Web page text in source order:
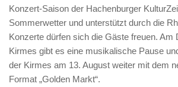
Konzert-Saison der Hachenburger
Sommerwetter und unterstützt durch die
Konzerte dürfen sich die Gäste freuen. Am
Kirmes gibt es eine musikalische Pause
der Kirmes am 13. August weiter mit dem
Format „Golden Markt“.